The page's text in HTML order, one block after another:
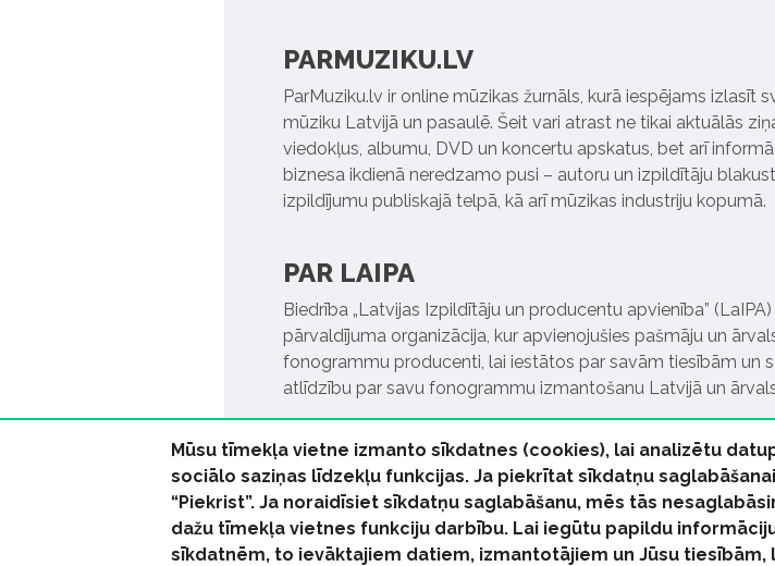
PARMUZIKU.LV
ParMuziku.lv ir online mūzikas žurnāls, kurā iespējams izlasīt
mūziku Latvijā un pasaulē. Šeit vari atrast ne tikai aktuālās
viedokļus, albumu, DVD un koncertu apskatus, bet arī
biznesa ikdienā neredzamo pusi – autoru un izpildītāju
izpildījumu publiskajā telpā, kā arī mūzikas industriju kopumā.
PAR LAIPA
Biedrība „Latvijas Izpildītāju un producentu apvienība”
pārvaldījuma organizācija, kur apvienojušies pašmāju un
fonogrammu producenti, lai iestātos par savām tiesībām un
atlīdzību par savu fonogrammu izmantošanu Latvijā un
© 2026 parmuziku.lv, visas tiesības paturētas
Mūsu tīmekļa vietne izmanto sīkdatnes (cookies), lai analizētu
sociālo saziņas līdzekļu funkcijas. Ja piekrītat sīkdatņu
“Piekrist”. Ja noraidīsiet sīkdatņu saglabāšanu, mēs tās
dažu tīmekļa vietnes funkciju darbību. Lai iegūtu papildu
sīkdatnēm, to ievāktajiem datiem, izmantotājiem un Jūsu tiesībām,